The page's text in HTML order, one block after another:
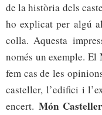
de la història dels
ho explicat per algú
colla. Aquesta
només un exemple.
fem cas de les
casteller, l’edifici i
encert. Món